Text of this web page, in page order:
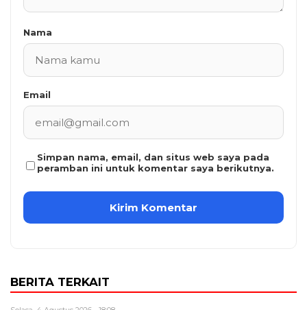
Nama
Email
Simpan nama, email, dan situs web saya pada
peramban ini untuk komentar saya berikutnya.
BERITA TERKAIT